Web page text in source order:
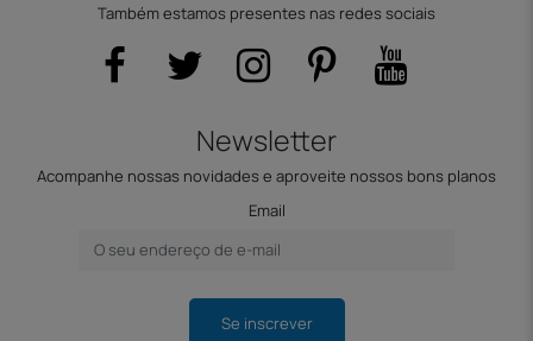
Também estamos presentes nas redes sociais
Newsletter
Acompanhe nossas novidades e aproveite nossos bons planos
Email
Se inscrever